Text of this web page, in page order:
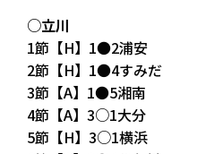
○立川
1節【H】1●2浦安
2節【H】1●4すみだ
3節【A】1●5湘南
4節【A】3○1大分
5節【H】3○1横浜